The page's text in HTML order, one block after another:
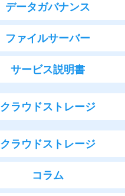
データガバナンス
ファイルサーバー
サービス説明書
クラウドストレージ
クラウドストレージ
コラム